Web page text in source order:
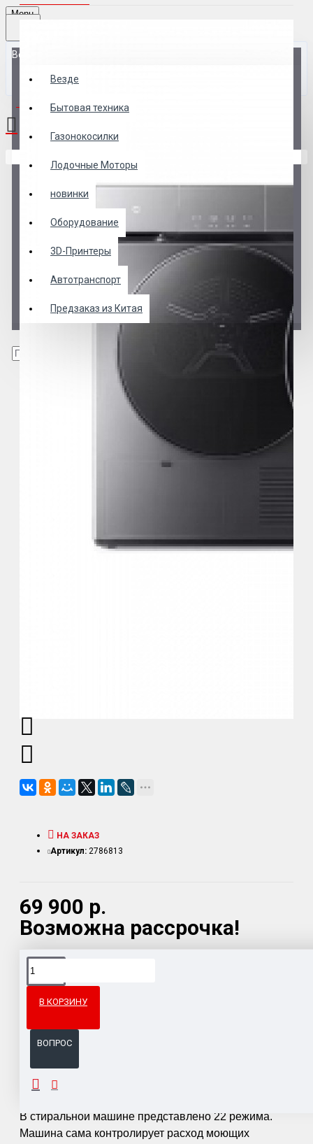
Menu
Везде
Везде
Бытовая техника
Газонокосилки
Лодочные Моторы
новинки
Оборудование
3D-Принтеры
Автотранспорт
Предзаказ из Китая
0 товар(ов) - 0 р.
69 900 р.
Возможна рассрочка!
НА ЗАКАЗ
Артикул: 2786813
В КОРЗИНУ
ВОПРОС
Доставка товара по всему Таможенному союзу.
ОПИСАНИЕ
В стиральной машине представлено 22 режима.
Машина сама контролирует расход моющих